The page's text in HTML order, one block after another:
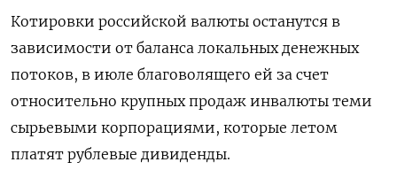
Котировки российской валюты останутся в
зависимости от баланса локальных денежных
потоков, в июле благоволящего ей за счет
относительно крупных продаж инвалюты теми
сырьевыми корпорациями, которые летом
платят рублевые дивиденды.